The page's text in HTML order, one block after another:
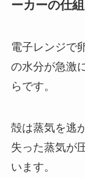
ーカーの仕
電子レンジで
の水分が急激
らです。
殻は蒸気を逃
失った蒸気が
います。